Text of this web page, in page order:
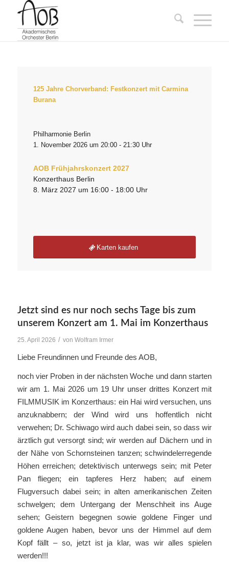
125 Jahre Chorverband: Festkonzert mit Carmina
Burana
Philharmonie Berlin
1. November 2026 um 20:00 - 21:30 Uhr
AOB Frühjahrskonzert 2027
Konzerthaus Berlin
8. März 2027 um 16:00 - 18:00 Uhr
Karten kaufen
Jetzt sind es nur noch sechs Tage bis zum
unserem Konzert am 1. Mai im Konzerthaus
25. April 2026 / von Wolfram Irmer
Liebe Freundinnen und Freunde des AOB,
noch vier Proben in der nächsten Woche und dann starten
wir am 1. Mai 2026 um 19 Uhr unser drittes Konzert mit
FILMMUSIK im Konzerthaus: ein Hai wird versuchen, uns
anzuknabbern; der Wind wird uns hoffentlich nicht
verwehen; Dr. Schiwago wird auch dabei sein, so dass wir
ärztlich gut versorgt sind; wir werden auf Dächern und in
der Nähe von Schornsteinen tanzen; schwindelerregende
Höhen erreichen; detektivisch unterwegs sein; mit Peter
Pan fliegen; ein tapferes Herz haben; auf einem
Flugversuch dabei sein; in alten amerikanischen Zeiten
schwelgen; dem Untergang der Menschheit ins Auge
sehen; Geistern begegnen sowie goldene Finger und
goldene Augen haben, bevor uns der Himmel auf dem
Kopf fällt – so, jetzt ist ja klar, was wir alles spielen
werden!!!